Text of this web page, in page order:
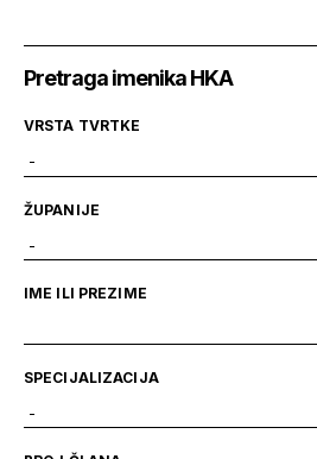
Pretraga imenika HKA
VRSTA TVRTKE
ŽUPANIJE
IME ILI PREZIME
SPECIJALIZACIJA